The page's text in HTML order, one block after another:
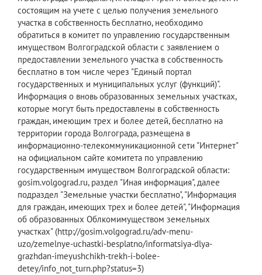
состоящим на учете с целью получения земельного
участка в собственность бесплатно, необходимо
обратиться в комитет по управлению государственным
имуществом Волгоградской области с заявлением о
предоставлении земельного участка в собственность
бесплатно в том числе через "Единый портал
государственных и муниципальных услуг (функций)".
Информация о вновь образованных земельных участках,
которые могут быть предоставлены в собственность
граждан, имеющим трех и более детей, бесплатно на
территории города Волгограда, размещена в
информационно-телекоммуникационной сети "Интернет"
на официальном сайте комитета по управлению
государственным имуществом Волгоградской области:
gosim.volgograd.ru, раздел "Иная информация", далее
подраздел "Земельные участки бесплатно", "Информация
для граждан, имеющих трех и более детей", "Информация
об образованных Облкомимуществом земельных
участках" (http://gosim.volgograd.ru/adv-menu-
uzo/zemelnye-uchastki-besplatno/informatsiya-dlya-
grazhdan-imeyushchikh-trekh-i-bolee-
detey/info_not_turn.php?status=3)